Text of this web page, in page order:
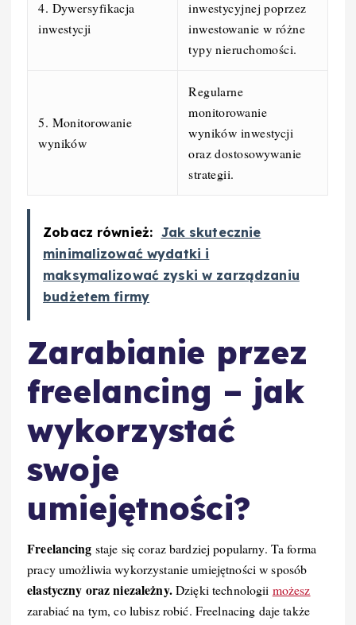
4. Dywersyfikacja
inwestycji
inwestycyjnej poprzez
inwestowanie w różne
typy nieruchomości.
5. Monitorowanie
wyników
Regularne
monitorowanie
wyników inwestycji
oraz dostosowywanie
strategii.
Zobacz również: Jak skutecznie
minimalizować wydatki i
maksymalizować zyski w zarządzaniu
budżetem firmy
Zarabianie przez
freelancing – jak
wykorzystać
swoje
umiejętności?
Freelancing staje się coraz bardziej popularny. Ta forma
pracy umożliwia wykorzystanie umiejętności w sposób
elastyczny oraz niezależny.Dzięki technologii możesz
zarabiać na tym, co lubisz robić. Freelnacing daje także